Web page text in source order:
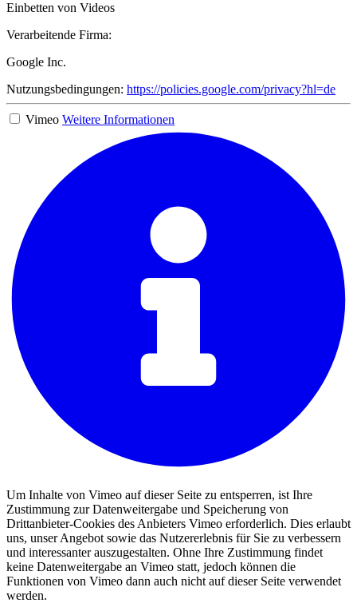
Einbetten von Videos
Verarbeitende Firma:
Google Inc.
Nutzungsbedingungen: https://policies.google.com/privacy?hl=de
Vimeo Weitere Informationen
Um Inhalte von Vimeo auf dieser Seite zu entsperren, ist Ihre
Zustimmung zur Datenweitergabe und Speicherung von
Drittanbieter-Cookies des Anbieters Vimeo erforderlich. Dies erlaubt
uns, unser Angebot sowie das Nutzererlebnis für Sie zu verbessern
und interessanter auszugestalten. Ohne Ihre Zustimmung findet
keine Datenweitergabe an Vimeo statt, jedoch können die
Funktionen von Vimeo dann auch nicht auf dieser Seite verwendet
werden.